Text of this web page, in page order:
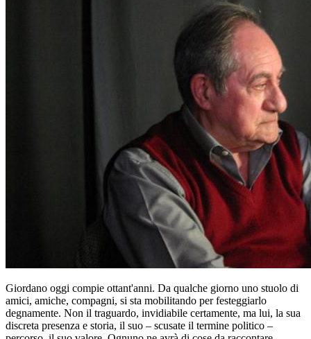
Giordano oggi compie ottant'anni. Da qualche giorno uno stuolo di
amici, amiche, compagni, si sta mobilitando per festeggiarlo
degnamente. Non il traguardo, invidiabile certamente, ma lui, la sua
discreta presenza e storia, il suo – scusate il termine politico –